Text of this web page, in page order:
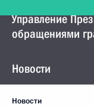
Управление
обращениями
Новости
Новости